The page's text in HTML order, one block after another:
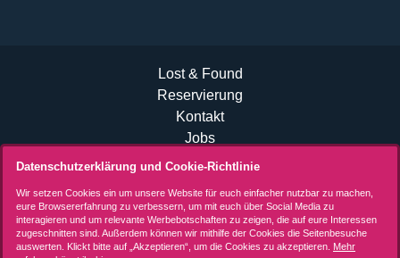
Lost & Found
Reservierung
Kontakt
Jobs
B2B Events
Datenschutzerklärung
Impressum
Datenschutzerklärung und Cookie-Richtlinie
Wir setzen Cookies ein um unsere Website für euch einfacher nutzbar zu machen,
eure Browsererfahrung zu verbessern, um mit euch über Social Media zu
interagieren und um relevante Werbebotschaften zu zeigen, die auf eure Interessen
zugeschnitten sind. Außerdem können wir mithilfe der Cookies die Seitenbesuche
auswerten. Klickt bitte auf „Akzeptieren“, um die Cookies zu akzeptieren. Mehr